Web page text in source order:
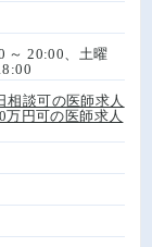
～ 20:00、土曜
相談可の医師求人
万円可の医師求人